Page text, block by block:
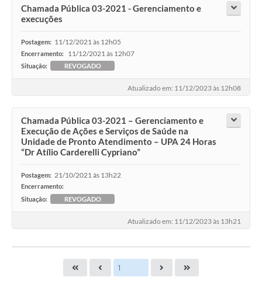
Chamada Pública 03-2021 - Gerenciamento e
execuções
Postagem: 11/12/2021 às 12h05
Encerramento: 11/12/2021 às 12h07
Situação: REVOGADO
Atualizado em: 11/12/2023 às 12h08
Chamada Pública 03-2021 – Gerenciamento e
Execução de Ações e Serviços de Saúde na
Unidade de Pronto Atendimento – UPA 24 Horas
“Dr Atílio Carderelli Cypriano”
Postagem: 21/10/2021 às 13h22
Encerramento:
Situação:
REVOGADO
Atualizado em: 11/12/2023 às 13h21